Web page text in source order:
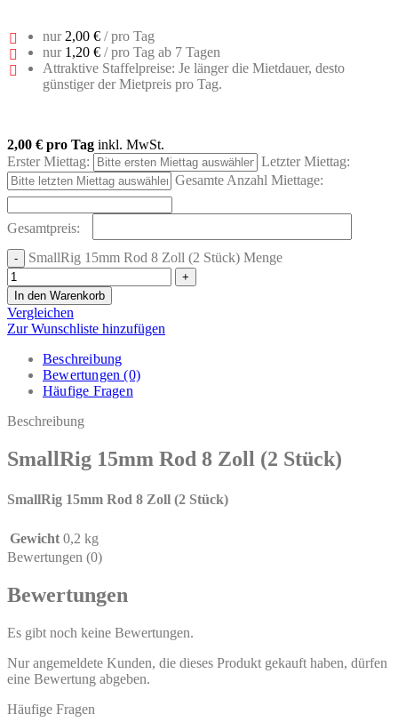
nur 2,00 € / pro Tag
nur 1,20 € / pro Tag ab 7 Tagen
Attraktive Staffelpreise: Je länger die Mietdauer, desto
günstiger der Mietpreis pro Tag.
2,00 € pro Tag inkl. MwSt.
Erster Miettag:
Letzter Miettag:
Gesamte Anzahl Miettage:
Gesamtpreis:
SmallRig 15mm Rod 8 Zoll (2 Stück) Menge
In den Warenkorb
Vergleichen
Zur Wunschliste hinzufügen
Beschreibung
Bewertungen (0)
Häufige Fragen
Beschreibung
SmallRig 15mm Rod 8 Zoll (2 Stück)
SmallRig 15mm Rod 8 Zoll (2 Stück)
Gewicht 0,2 kg
Bewertungen (0)
Bewertungen
Es gibt noch keine Bewertungen.
Nur angemeldete Kunden, die dieses Produkt gekauft haben, dürfen
eine Bewertung abgeben.
Häufige Fragen